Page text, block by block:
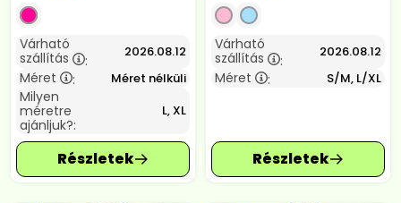
Várható
szállítás
: 2026.08.12
Méret : Méret nélküli
Milyen
méretre
ajánljuk?:
L, XL
Várható
szállítás
: 2026.08.12
Méret : S/M, L/XL